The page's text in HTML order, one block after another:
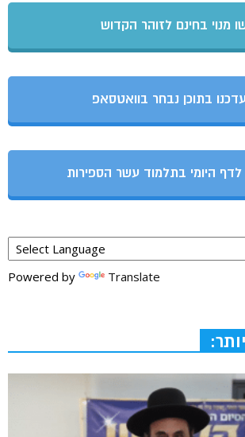
מנוי בחינם לזוהר הקדוש
בתוכן נבחר בוואטסאפ
לדף היומי בתלמוד עשר הספירות
Powered by Translate